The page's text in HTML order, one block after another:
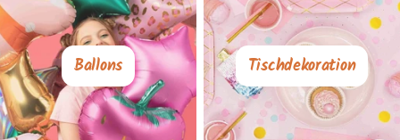
Ballons Tischdekoration